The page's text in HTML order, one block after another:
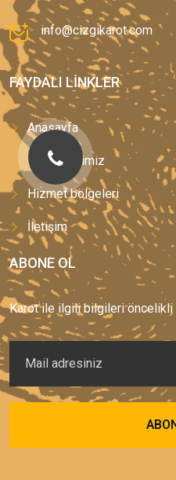
info@cizgikarot.com
FAYDALI LINKLER
Anasayfa
Hizmetlerimiz
Hizmet bölgeleri
İletişim
ABONE OL
Karot ile ilgili bilgileri öncelikli